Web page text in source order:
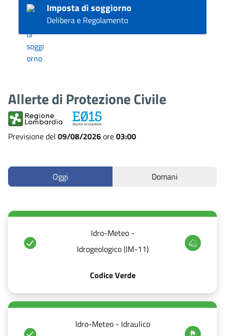
Imposta di soggiorno
Delibera e Regolamento
Allerte di Protezione Civile
Previsione del 09/08/2026ore03:00
Oggi Domani
Idro-Meteo -
Idrogeologico (IM-11)
Codice Verde
Idro-Meteo - Idraulico